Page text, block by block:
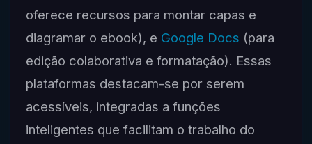
oferece recursos para montar capas e
diagramar o ebook), e Google Docs (para
edição colaborativa e formatação). Essas
plataformas destacam-se por serem
acessíveis, integradas a funções
inteligentes que facilitam o trabalho do